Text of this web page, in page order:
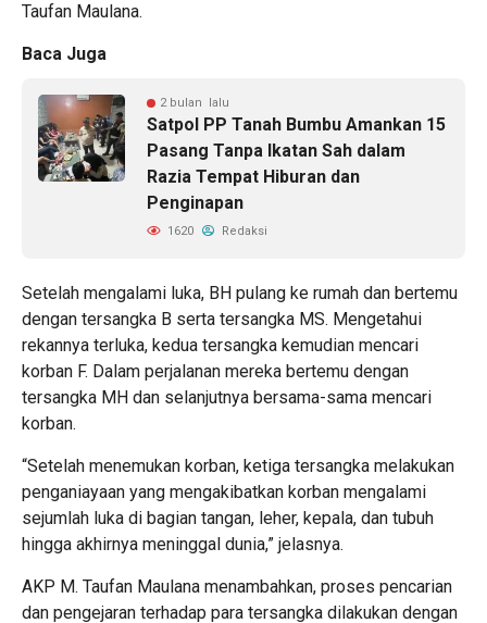
Taufan Maulana.
Baca Juga
2 bulan lalu
Satpol PP Tanah Bumbu Amankan 15
Pasang Tanpa Ikatan Sah dalam
Razia Tempat Hiburan dan
Penginapan
1620 Redaksi
Setelah mengalami luka, BH pulang ke rumah dan bertemu
dengan tersangka B serta tersangka MS. Mengetahui
rekannya terluka, kedua tersangka kemudian mencari
korban F. Dalam perjalanan mereka bertemu dengan
tersangka MH dan selanjutnya bersama-sama mencari
korban.
“Setelah menemukan korban, ketiga tersangka melakukan
penganiayaan yang mengakibatkan korban mengalami
sejumlah luka di bagian tangan, leher, kepala, dan tubuh
hingga akhirnya meninggal dunia,” jelasnya.
AKP M. Taufan Maulana menambahkan, proses pencarian
dan pengejaran terhadap para tersangka dilakukan dengan